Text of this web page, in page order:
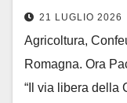
21 LUGLIO 2026
Agricoltura,
Romagna. Ora
“Il via libera della